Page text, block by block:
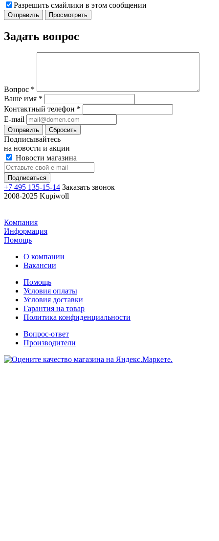
Разрешить смайлики в этом сообщении
Задать вопрос
Вопрос *
Ваше имя *
Контактный телефон *
E-mail
Отправить Сбросить
Подписывайтесь
на новости и акции
Новости магазина
+7 495 135-15-14 Заказать звонок
2008-2025 Kupiwoll
Компания
Информация
Помощь
О компании
Вакансии
Помощь
Условия оплаты
Условия доставки
Гарантия на товар
Политика конфиденциальности
Вопрос-ответ
Производители